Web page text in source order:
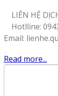
LIÊN HỆ
Hotlline:
Email:
Read more...